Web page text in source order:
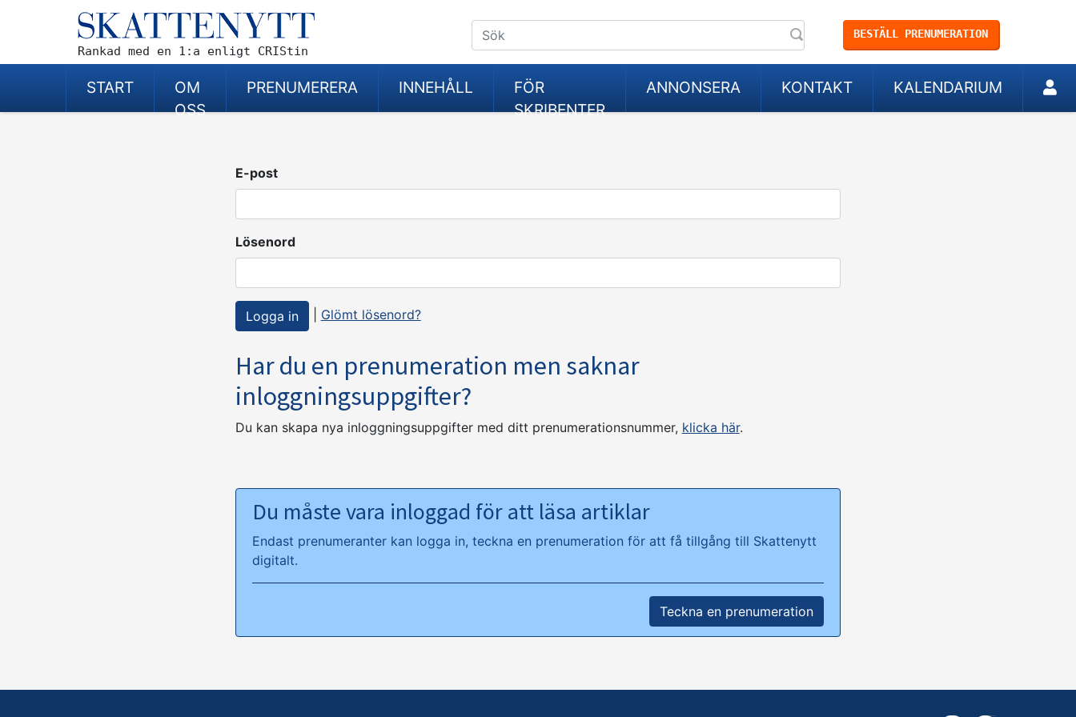
Rankad med en 1:a enligt CRIStin
BESTÄLL PRENUMERATION
START
OM
OSS
PRENUMERERA INNEHÅLL
FÖR
SKRIBENTER
ANNONSERA KONTAKT KALENDARIUM
E-post
Lösenord
Glömt lösenord?
Har du en prenumeration men saknar
inloggningsuppgifter?
Du kan skapa nya inloggningsuppgifter med ditt prenumerationsnummer, klicka här.
Du måste vara inloggad för att läsa artiklar
Endast prenumeranter kan logga in, teckna en prenumeration för att få tillgång till Skattenytt
digitalt.
Teckna en prenumeration